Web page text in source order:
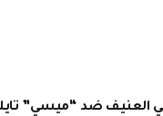
العنيف ضد “ميسي”